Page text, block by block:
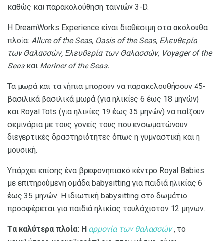
καθώς και παρακολούθηση ταινιών 3-D.
Η DreamWorks Experience είναι διαθέσιμη στα ακόλουθα
πλοία: Allure of the Seas, Oasis of the Seas, Ελευθερία
των Θαλασσών, Ελευθερία των Θαλασσών, Voyager of the
Seasκαι Mariner of the Seas.
Τα μωρά και τα νήπια μπορούν να παρακολουθήσουν 45-
βασιλικά βασιλικά μωρά (για ηλικίες 6 έως 18 μηνών)
και Royal Tots (για ηλικίες 19 έως 35 μηνών) να παίζουν
σεμινάρια με τους γονείς τους που ενσωματώνουν
διεγερτικές δραστηριότητες όπως η γυμναστική και η
μουσική.
Υπάρχει επίσης ένα βρεφονηπιακό κέντρο Royal Babies
με επιτηρούμενη ομάδα babysitting για παιδιά ηλικίας 6
έως 35 μηνών. Η ιδιωτική babysitting στο δωμάτιο
προσφέρεται για παιδιά ηλικίας τουλάχιστον 12 μηνών.
Τα καλύτερα πλοία: Η αρμονία των θαλασσών, το